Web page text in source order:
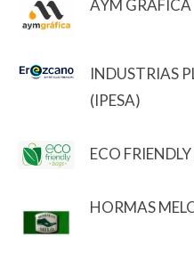
AYM GRÁFICA
INDUSTRIAS
(IPESA)
ECO
HORMAS